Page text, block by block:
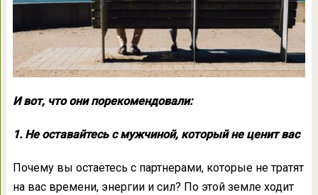
И вот, что они порекомендовали:
1. Не оставайтесь с мужчиной, который не ценит вас
Почему вы остаетесь с партнерами, которые не тратят
на вас времени, энергии и сил? По этой земле ходит